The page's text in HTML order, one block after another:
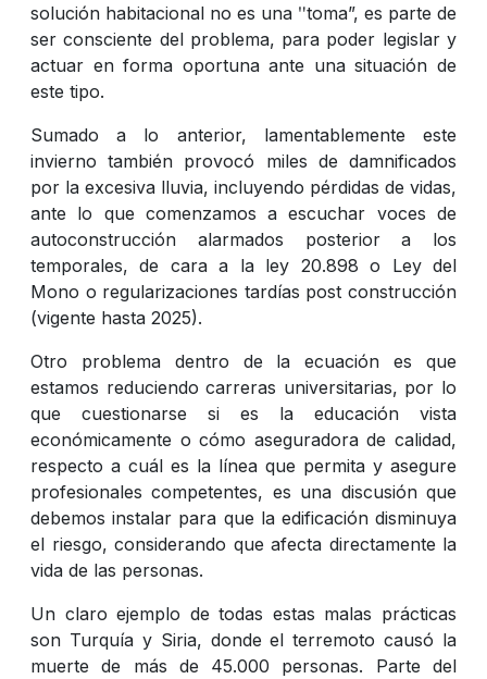
solución habitacional no es una ʺtoma”, es parte de
ser consciente del problema, para poder legislar y
actuar en forma oportuna ante una situación de
este tipo.
Sumado a lo anterior, lamentablemente este
invierno también provocó miles de damnificados
por la excesiva lluvia, incluyendo pérdidas de vidas,
ante lo que comenzamos a escuchar voces de
autoconstrucción alarmados posterior a los
temporales, de cara a la ley 20.898 o Ley del
Mono o regularizaciones tardías post construcción
(vigente hasta 2025).
Otro problema dentro de la ecuación es que
estamos reduciendo carreras universitarias, por lo
que cuestionarse si es la educación vista
económicamente o cómo aseguradora de calidad,
respecto a cuál es la línea que permita y asegure
profesionales competentes, es una discusión que
debemos instalar para que la edificación disminuya
el riesgo, considerando que afecta directamente la
vida de las personas.
Un claro ejemplo de todas estas malas prácticas
son Turquía y Siria, donde el terremoto causó la
muerte de más de 45.000 personas. Parte del